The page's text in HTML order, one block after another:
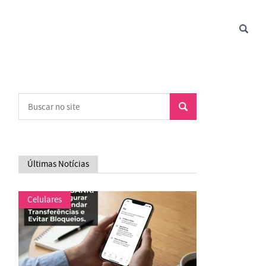
Últimas Notícias
Celulares